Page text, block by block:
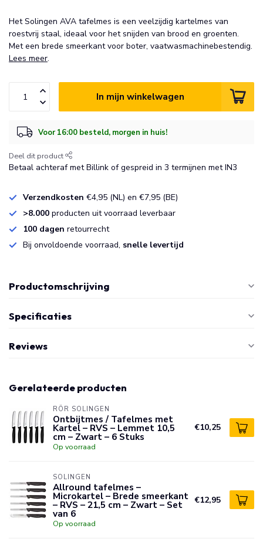
Het Solingen AVA tafelmes is een veelzijdig kartelmes van
roestvrij staal, ideaal voor het snijden van brood en groenten.
Met een brede smeerkant voor boter, vaatwasmachinebestendig.
Lees meer.
In mijn winkelwagen
Voor 16:00 besteld, morgen in huis!
Deel dit product
Betaal achteraf met Billink of gespreid in 3 termijnen met IN3
Verzendkosten €4,95 (NL) en €7,95 (BE)
>8.000 producten uit voorraad leverbaar
100 dagen retourrecht
Bij onvoldoende voorraad, snelle levertijd
Productomschrijving
Specificaties
Reviews
Gerelateerde producten
RÖR SOLINGEN
Ontbijtmes / Tafelmes met
Kartel – RVS – Lemmet 10,5
cm – Zwart – 6 Stuks
Op voorraad
€10,25
SOLINGEN
Allround tafelmes –
Microkartel – Brede smeerkant
– RVS – 21,5 cm – Zwart – Set
van 6
Op voorraad
€12,95